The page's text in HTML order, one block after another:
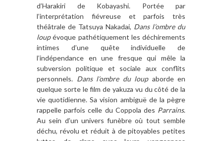
d’Harakiri de Kobayashi. Portée par
l’interprétation fiévreuse et parfois très
théâtrale de Tatsuya Nakadai, Dans l’ombre du
loupévoque pathétiquement les déchirements
intimes d’une quête individuelle de
l’indépendance en une fresque qui mêle la
subversion politique et sociale aux conflits
personnels. Dans l’ombre du loupaborde en
quelque sorte le film de yakuza vu du côté de la
vie quotidienne. Sa vision ambiguë de la pègre
rappelle parfois celle du Coppola des Parrains.
Au sein d’un univers funèbre où tout semble
déchu, révolu et réduit à de pitoyables petites